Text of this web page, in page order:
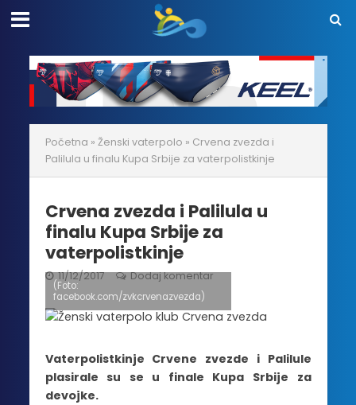
Početna » Ženski vaterpolo » Crvena zvezda i
Palilula u finalu Kupa Srbije za vaterpolistkinje
Crvena zvezda i Palilula u
finalu Kupa Srbije za
vaterpolistkinje
11/12/2017 Dodaj komentar
(Foto:
facebook.com/zvkcrvenazvezda)
Vaterpolistkinje Crvene zvezde i Palilule
plasirale su se u finale Kupa Srbije za
devojke.